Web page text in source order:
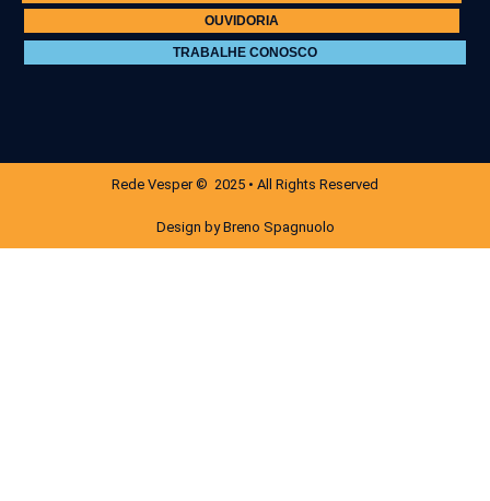
OUVIDORIA
TRABALHE CONOSCO
Rede Vesper © 2025 • All Rights Reserved
Design by Breno Spagnuolo